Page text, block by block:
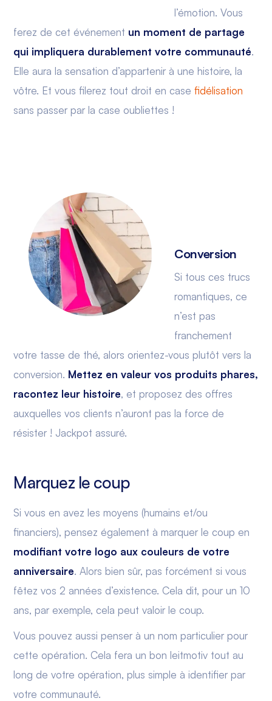
l’émotion. Vous
ferez de cet événement un moment de partage
qui impliquera durablement votre communauté.
Elle aura la sensation d’appartenir à une histoire, la
vôtre. Et vous filerez tout droit en casefidélisation
sans passer par la case oubliettes !
Conversion
Si tous ces trucs
romantiques, ce
n’est pas
franchement
votre tasse de thé, alors orientez-vous plutôt vers la
conversion. Mettez en valeur vos produits phares,
racontez leur histoire, et proposez des offres
auxquelles vos clients n’auront pas la force de
résister ! Jackpot assuré.
Marquez le coup
Si vous en avez les moyens (humains et/ou
financiers), pensez également à marquer le coup en
modifiant votre logo aux couleurs de votre
anniversaire. Alors bien sûr, pas forcément si vous
fêtez vos 2 années d’existence. Cela dit, pour un 10
ans, par exemple, cela peut valoir le coup.
Vous pouvez aussi penser à un nom particulier pour
cette opération. Cela fera un bon leitmotiv tout au
long de votre opération, plus simple à identifier par
votre communauté.